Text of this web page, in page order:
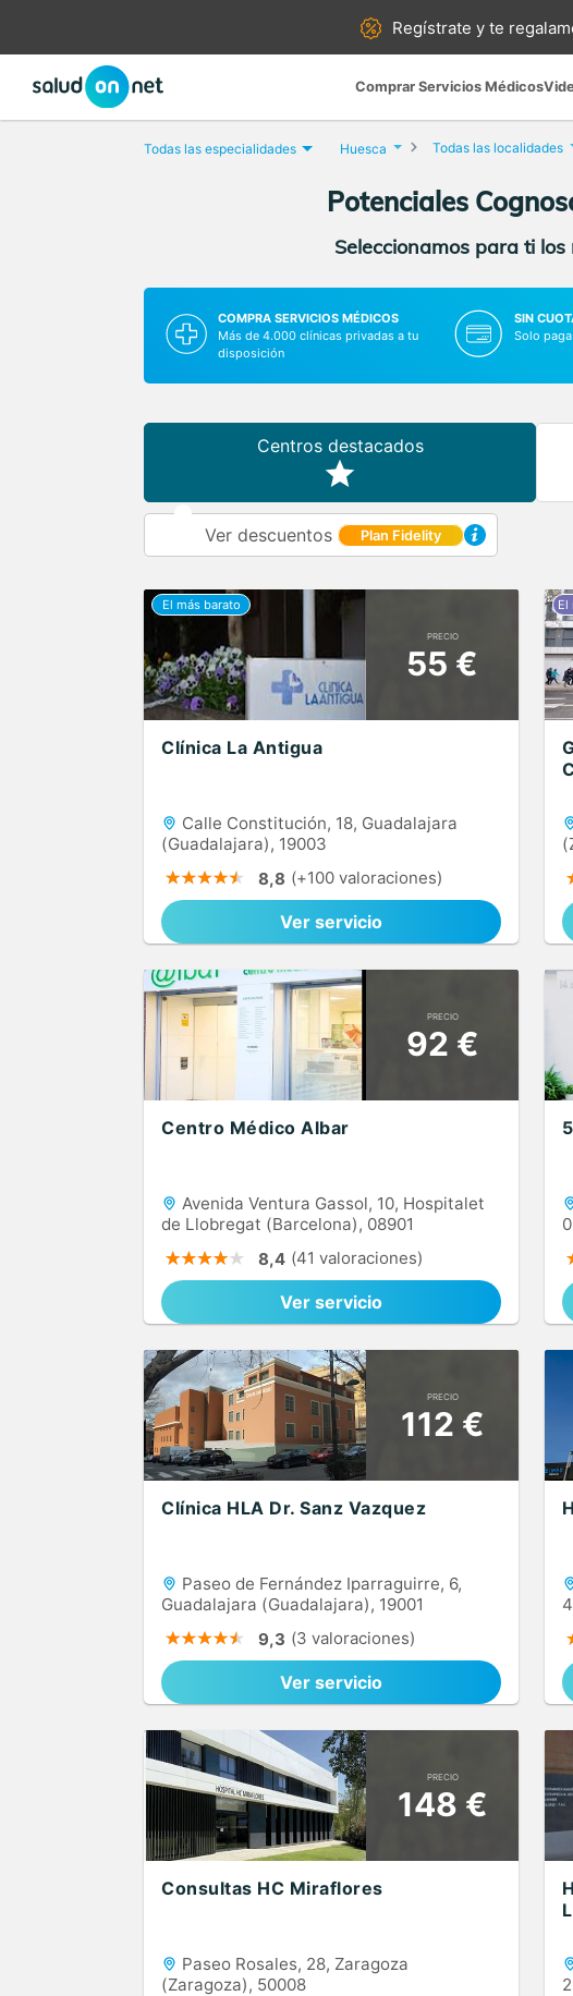
Regístrate yte
Comprar Servicios Médicos
Todas las especialidades Huesca Todas las localidades
Potenciales
Seleccionamos para ti
COMPRA SERVICIOS MÉDICOS
Más de 4.000 clínicas privadas a tu
disposición
SIN
Solo
Centros destacados
Ver descuentos Plan Fidelity
PRECIO
55 €
Clínica La Antigua
Calle Constitución, 18, Guadalajara
(Guadalajara), 19003
8,8 (+100 valoraciones)
Ver servicio
PRECIO
92 €
Centro Médico Albar
Avenida Ventura Gassol, 10, Hospitalet
de Llobregat (Barcelona), 08901
8,4 (41 valoraciones)
Ver servicio
PRECIO
112 €
Clínica HLA Dr. Sanz Vazquez
Paseo de Fernández Iparraguirre, 6,
Guadalajara (Guadalajara), 19001
9,3 (3 valoraciones)
Ver servicio
PRECIO
148 €
Consultas HC Miraflores
Paseo Rosales, 28, Zaragoza
(Zaragoza), 50008